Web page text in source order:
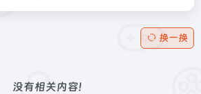
换一换
没有相关内容!